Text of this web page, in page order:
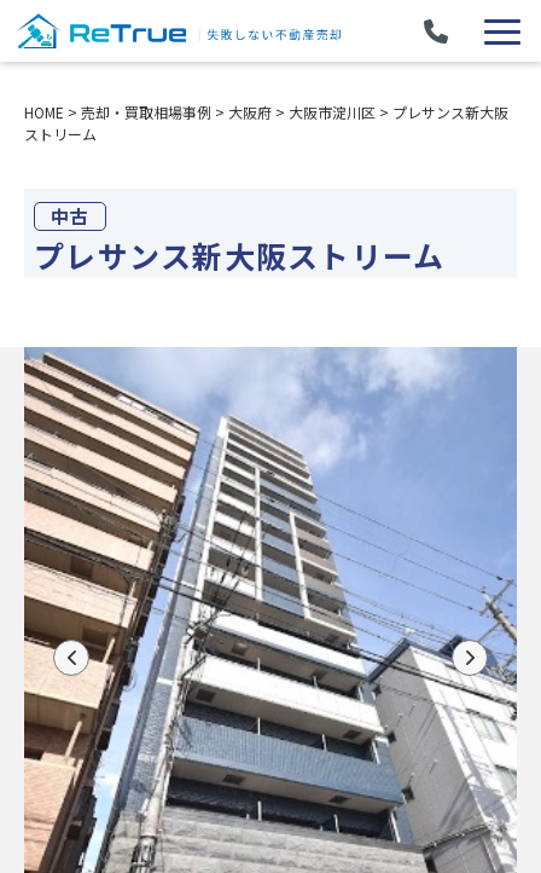
HOME > 売却・買取相場事例 > 大阪府 > 大阪市淀川区 > プレサンス新大阪
ストリーム
中古
プレサンス新大阪ストリーム